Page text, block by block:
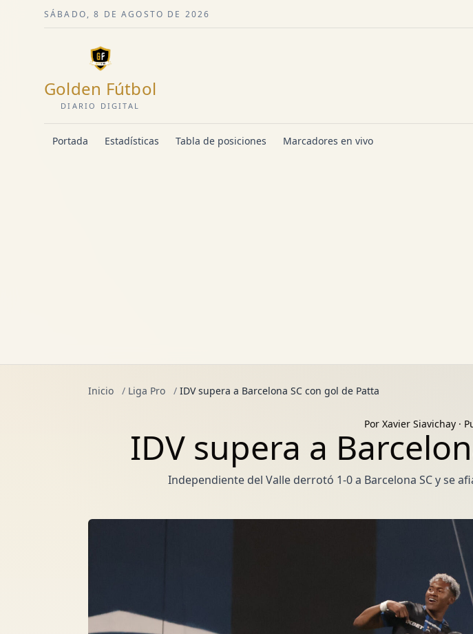
SÁBADO, 8 DE AGOSTO DE 2026
Golden Fútbol
DIARIO DIGITAL
Portada Estadísticas Tabla de posiciones Marcadores en vivo
Inicio / Liga Pro / IDV supera a Barcelona SC con gol de Patta
Por Xavier Siavichay·
IDV supera a
Independiente del Valle derrotó 1-0 a Barcelona SC y se